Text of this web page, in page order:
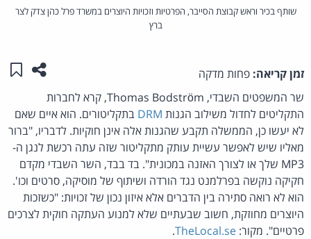
שותף בכיר וראש קבוצת הסייבר, הפרטיות וזכויות היוצרים במשרד פרל כהן צדק לצר
ברץ
זמן קריאה: פחות מדקה שתפו
שר המשפטים השבדי, Thomas Bodström, קרא לחברות
התקליטים לחדול משילוב הגנות DRM בתקליטורים. הוא איים שאם
לא יעשו כן, הממשלה תקבע שהגנות אלה אינן חוקיות. לדבריו, "ברור
מאליו שיש לאפשר עשיית עותק מתקליטור שזה עתה רכשת לנגן ה-
MP3 שלך או לצורך האזנה במכונית". בד בבד, השר השבדי מקדם
חקיקה נוקשה בפרלמנט נגד הורדה ושיתוף של מוסיקה, סרטים וכו'.
הוא לא רואה סתירה בין הדברים אלא איזון נכון של זכויות: "כשזכות
היוצרים מחוזקת, חשוב שבעתיים שלא למנוע העתקה חוקית לצרכים
פרטיים". מקור: TheLocal.se
.